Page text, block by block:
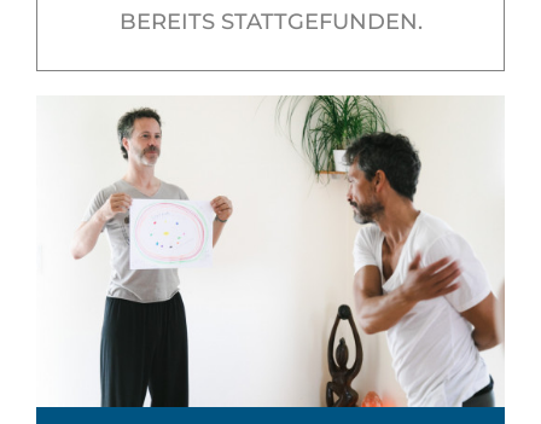
BEREITS STATTGEFUNDEN.